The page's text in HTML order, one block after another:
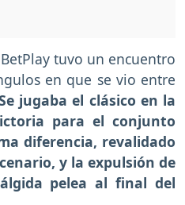
tuvo un encuentro
en que se vio entre
jugaba el clásico en la
para el conjunto
diferencia, revalidado
y la expulsión de
pelea al final del